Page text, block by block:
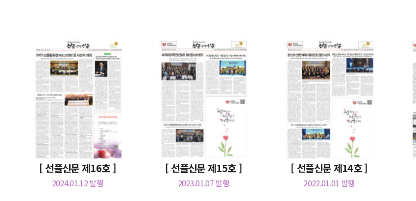
[ 선플신문 제16호 ]
2024.01.12 발행
[ 선플신문 제15호 ]
2023.01.07 발행
[ 선플신문 제14호 ]
2022.01.01 발행